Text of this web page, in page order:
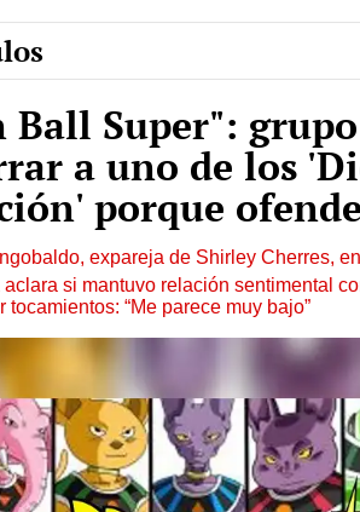
Ball Super":
a uno de los
porque
expareja de Shirley Cherres,
si mantuvo relación sentimental
tocamientos: “Me parece muy bajo”